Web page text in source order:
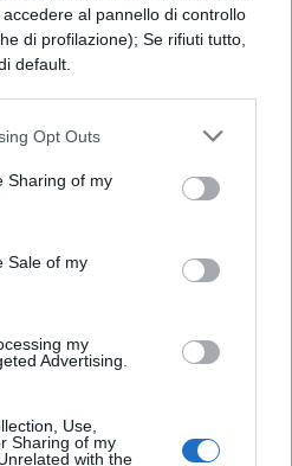
al pannello di controllo
di profilazione); Se rifiuti tutto,
default.
Opt Outs
Sharing of my
Sale of my
my
Advertising.
Use,
Sharing of my
with the
dei device
fotografico.
quasi tutto il
potete scattare delle
molto naturali, per
Fidatevi che tutti i
qui potete scattare
spendendo la metà
6aè il dispositivo